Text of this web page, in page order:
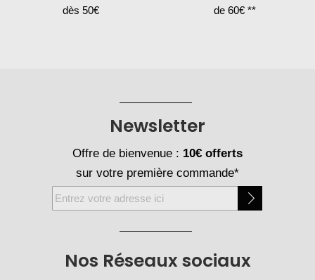
dès 50€
de 60€ **
Nos Réseaux sociaux
Newsletter
Offre de bienvenue : 10€ offerts
sur votre première commande*
Inscription
à